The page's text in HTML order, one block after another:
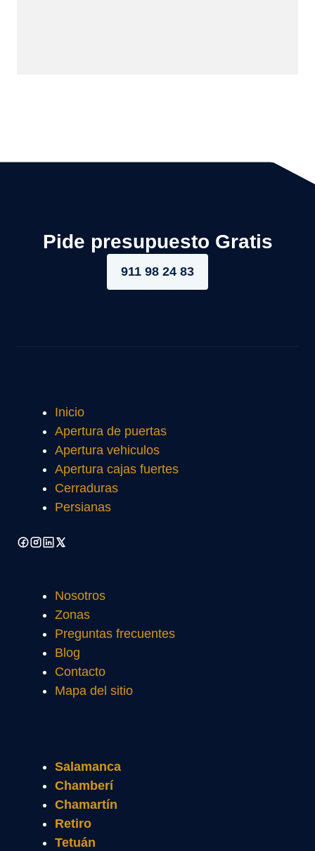
Pide presupuesto Gratis
911 98 24 83
Inicio
Apertura de puertas
Apertura vehiculos
Apertura cajas fuertes
Cerraduras
Persianas
Nosotros
Zonas
Preguntas frecuentes
Blog
Contacto
Mapa del sitio
Salamanca
Chamberí
Chamartín
Retiro
Tetuán